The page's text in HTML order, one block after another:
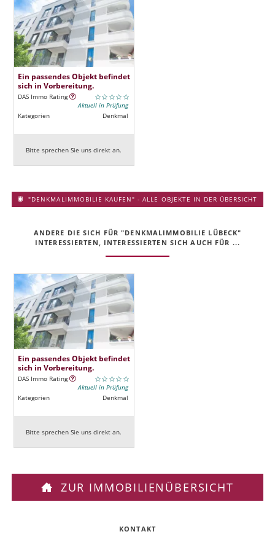
Ein passendes Objekt befindet
sich in Vorbereitung.
DAS Immo Rating
Aktuell in Prüfung
Kategorien
Denkmal
Bitte sprechen Sie uns direkt an.
"DENKMALIMMOBILIE KAUFEN" - ALLE OBJEKTE IN DER ÜBERSICHT
ANDERE DIE SICH FÜR "DENKMALIMMOBILIE LÜBECK"
INTERESSIERTEN, INTERESSIERTEN SICH AUCH FÜR ...
Ein passendes Objekt befindet
sich in Vorbereitung.
DAS Immo Rating
Aktuell in Prüfung
Kategorien
Denkmal
Bitte sprechen Sie uns direkt an.
ZUR IMMOBILIENÜBERSICHT
KONTAKT